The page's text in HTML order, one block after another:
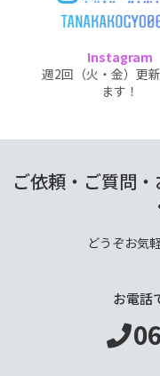
Instagram
週2回（火・金）更
ます！
ご依頼・ご質問
どうぞお気
お電話